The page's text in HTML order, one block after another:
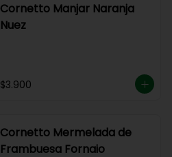
Cornetto Manjar Naranja
Nuez
$3.900
Cornetto Mermelada de
Frambuesa Fornaio